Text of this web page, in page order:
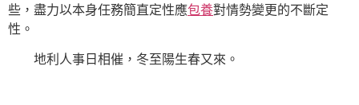
些，盡力以本身任務簡直定性應包養對情勢變更的不斷定
性。
地利人事日相催，冬至陽生春又來。